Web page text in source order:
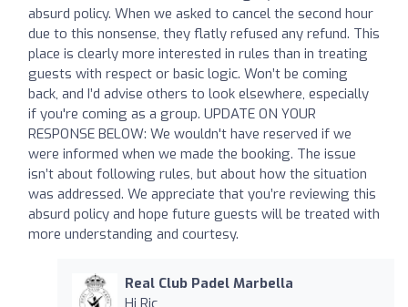
absurd policy. When we asked to cancel the second hour
due to this nonsense, they flatly refused any refund. This
place is clearly more interested in rules than in treating
guests with respect or basic logic. Won’t be coming
back, and I’d advise others to look elsewhere, especially
if you're coming as a group. UPDATE ON YOUR
RESPONSE BELOW: We wouldn't have reserved if we
were informed when we made the booking. The issue
isn’t about following rules, but about how the situation
was addressed. We appreciate that you’re reviewing this
absurd policy and hope future guests will be treated with
more understanding and courtesy.
Real Club Padel Marbella
Hi Ric,